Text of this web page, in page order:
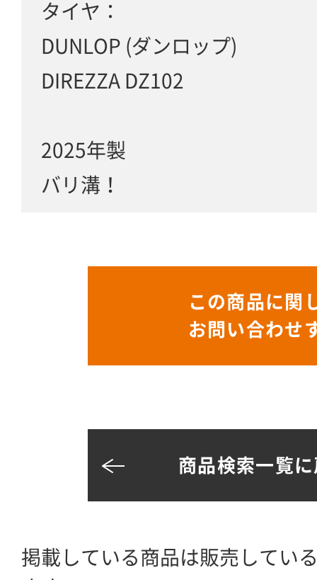
タイヤ：
DUNLOP (ダンロップ)
DIREZZA DZ102
2025年製
バリ溝！
この商品に関
お問い合わせ
商品検索一覧
掲載している商品は販売してい